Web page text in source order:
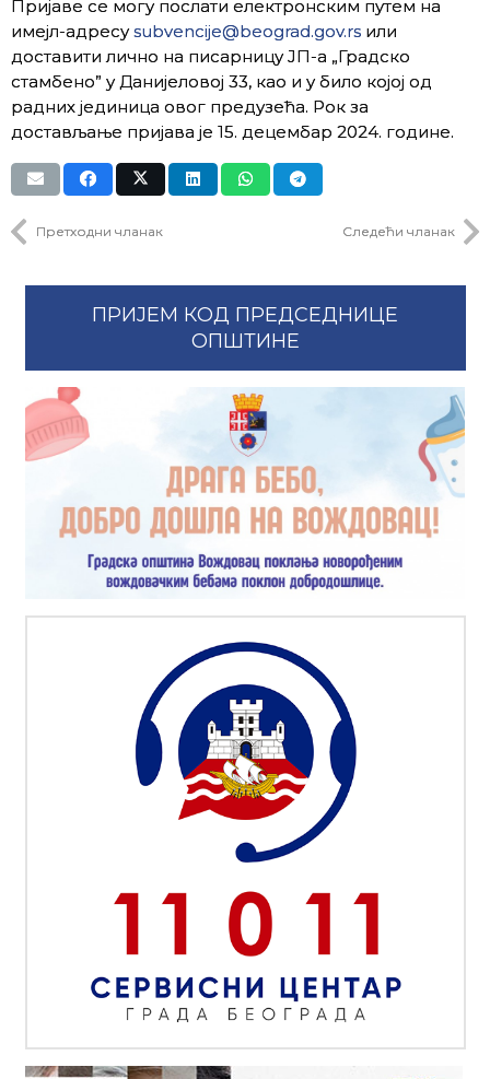
Пријаве се могу послати електронским путем на
имејл-адресуsubvencije@beograd.gov.rs или
доставити лично на писарницу ЈП-a „Градско
стамбено” у Данијеловој 33, као и у било којој од
радних јединица овог предузећа. Рок за
достављање пријава је 15. децембар 2024. године.
Претходни чланак Следећи чланак
ПРИЈЕМ КОД ПРЕДСЕДНИЦЕ
ОПШТИНЕ